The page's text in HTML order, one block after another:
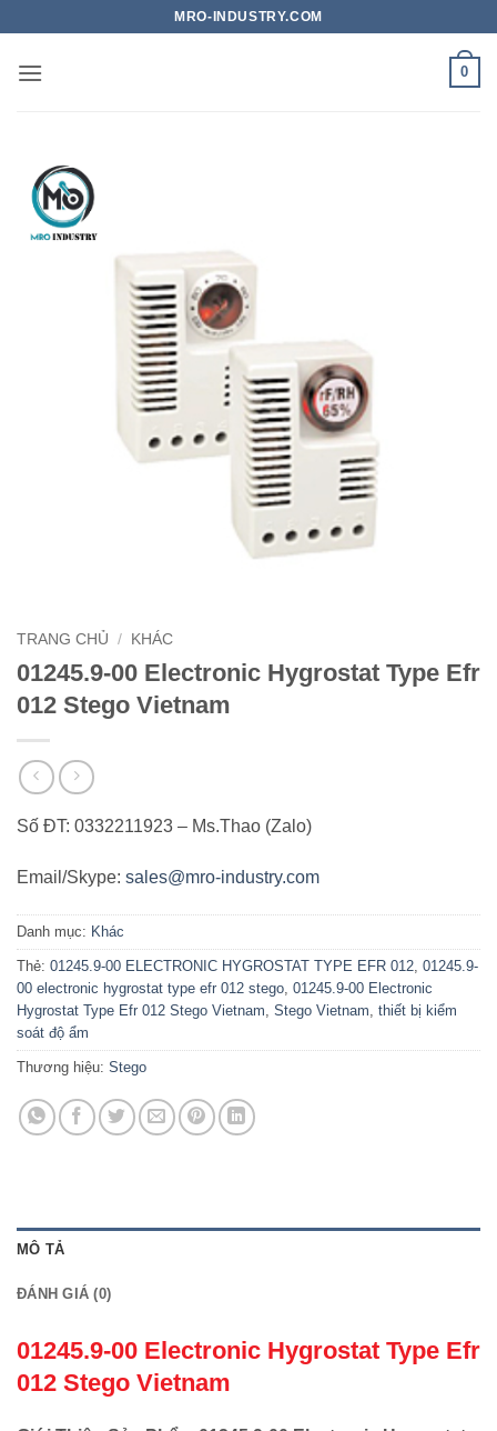
nội
MRO-INDUSTRY.COM
0
TRANG CHỦ / KHÁC
01245.9-00 Electronic Hygrostat Type Efr
012 Stego Vietnam
Số ĐT: 0332211923 – Ms.Thao (Zalo)
Email/Skype: sales@mro-industry.com
Danh mục: Khác
Thẻ: 01245.9-00 ELECTRONIC HYGROSTAT TYPE EFR 012, 01245.9-
00 electronic hygrostat type efr 012 stego, 01245.9-00 Electronic
Hygrostat Type Efr 012 Stego Vietnam, Stego Vietnam, thiết bị kiểm
soát độ ẩm
Thương hiệu: Stego
MÔ TẢ
ĐÁNH GIÁ (0)
01245.9-00 Electronic Hygrostat Type Efr
012 Stego Vietnam